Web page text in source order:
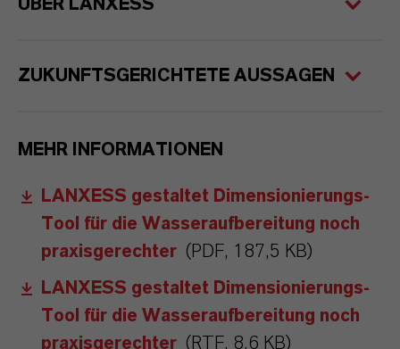
ÜBER LANXESS
ZUKUNFTSGERICHTETE AUSSAGEN
MEHR INFORMATIONEN
LANXESS gestaltet Dimensionierungs-
Tool für die Wasseraufbereitung noch
praxisgerechter (PDF, 187,5 KB)
LANXESS gestaltet Dimensionierungs-
Tool für die Wasseraufbereitung noch
praxisgerechter (RTF, 8,6 KB)